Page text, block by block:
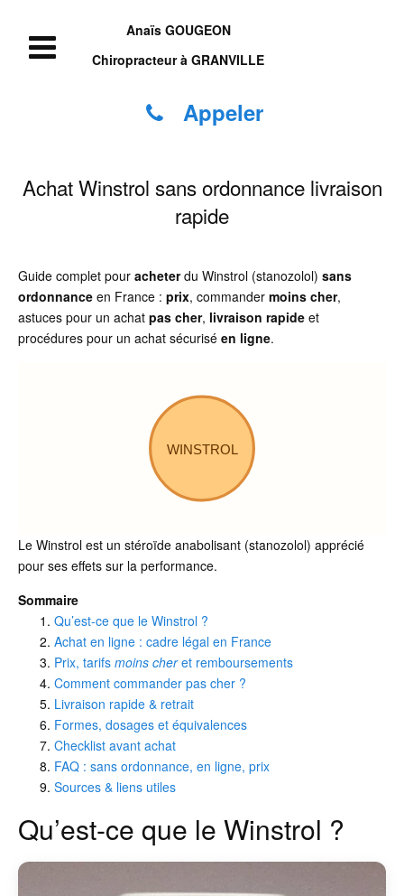
Anaïs GOUGEON
Chiropracteur à GRANVILLE
Appeler
Achat Winstrol sans ordonnance livraison
rapide
Guide complet pour acheterdu Winstrol (stanozolol) sans
ordonnance en France : prix, commander moins cher,
astuces pour un achat pas cher, livraison rapide et
procédures pour un achat sécurisé en ligne.
WINSTROL
Le Winstrol est un stéroïde anabolisant (stanozolol) apprécié
pour ses effets sur la performance.
Sommaire
Qu’est-ce que le Winstrol ?
Achat en ligne : cadre légal en France
Prix, tarifs moins cheret remboursements
Comment commander pas cher ?
Livraison rapide & retrait
Formes, dosages et équivalences
Checklist avant achat
FAQ : sans ordonnance, en ligne, prix
Sources & liens utiles
Qu’est-ce que le Winstrol ?